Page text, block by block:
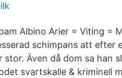
Albino Arier = Viting =
schimpans att efter
Även då dom sa han
svartskalle & kriminell